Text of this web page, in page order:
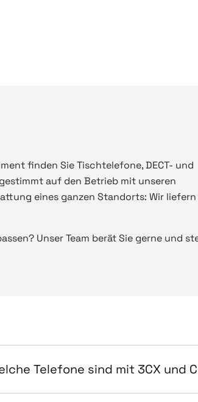
finden Sie Tischtelefone, DECT- und
auf den Betrieb mit unseren
eines ganzen Standorts: Wir
Unser Team berät Sie gerne und
Telefone sind mit 3CX und